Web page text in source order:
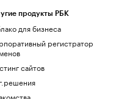
продукты РБК
для бизнеса
регистратор
сайтов